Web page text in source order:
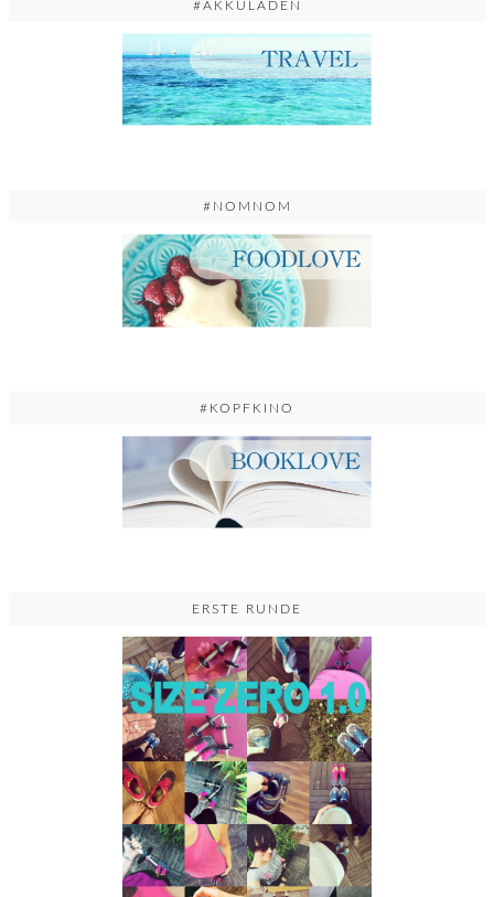
#AKKULADEN
#NOMNOM
#KOPFKINO
ERSTE RUNDE